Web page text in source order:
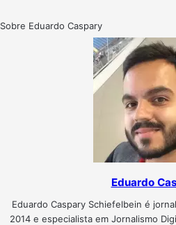
Sobre Eduardo Caspary
Eduardo
Eduardo Caspary Schiefelbein é
2014 e especialista em Jornalismo